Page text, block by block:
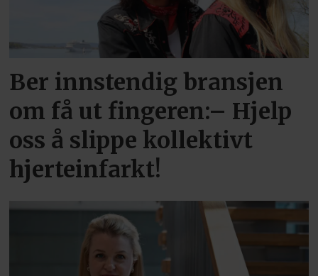
Ber innstendig bransjen
om få ut fingeren:– Hjelp
oss å slippe kollektivt
hjerteinfarkt!